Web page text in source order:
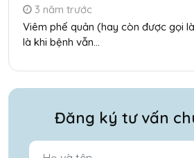
3 năm trước
Viêm phế quản (hay còn được gọi
là khi bệnh vẫn...
Đăng ký tư vấn